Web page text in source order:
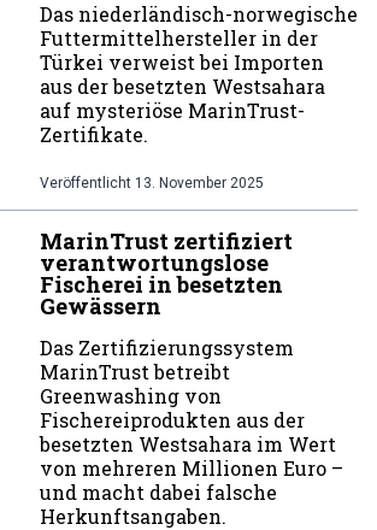
Das niederländisch-norwegische
Futtermittelhersteller in der
Türkei verweist bei Importen
aus der besetzten Westsahara
auf mysteriöse MarinTrust-
Zertifikate.
Veröffentlicht 13. November 2025
MarinTrust zertifiziert
verantwortungslose
Fischerei in besetzten
Gewässern
Das Zertifizierungssystem
MarinTrust betreibt
Greenwashing von
Fischereiprodukten aus der
besetzten Westsahara im Wert
von mehreren Millionen Euro –
und macht dabei falsche
Herkunftsangaben.